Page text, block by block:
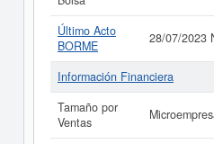
Último Acto
BORME
28/07/2023
Información Financiera
Tamaño por
Ventas